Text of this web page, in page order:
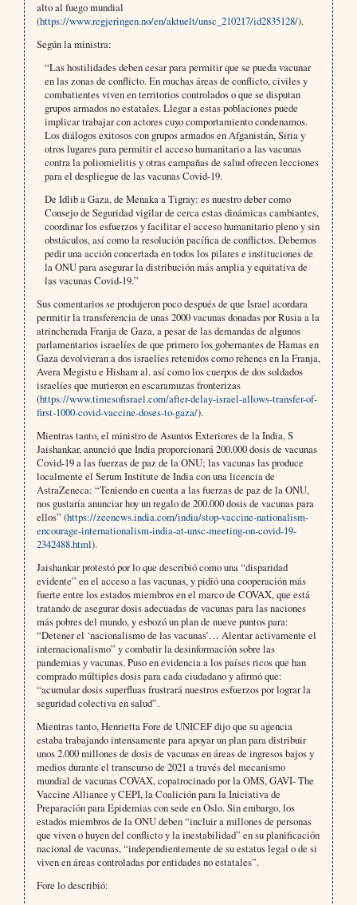
alto al fuego mundial
(https://www.regjeringen.no/en/aktuelt/unsc_210217/id2835128/).
Según la ministra:
“Las hostilidades deben cesar para permitir que se pueda vacunar
en las zonas de conflicto. En muchas áreas de conflicto, civiles y
combatientes viven en territorios controlados o que se disputan
grupos armados no estatales. Llegar a estas poblaciones puede
implicar trabajar con actores cuyo comportamiento condenamos.
Los diálogos exitosos con grupos armados en Afganistán, Siria y
otros lugares para permitir el acceso humanitario a las vacunas
contra la poliomielitis y otras campañas de salud ofrecen lecciones
para el despliegue de las vacunas Covid-19.
De Idlib a Gaza, de Menaka a Tigray: es nuestro deber como
Consejo de Seguridad vigilar de cerca estas dinámicas cambiantes,
coordinar los esfuerzos y facilitar el acceso humanitario pleno y sin
obstáculos, así como la resolución pacífica de conflictos. Debemos
pedir una acción concertada en todos los pilares e instituciones de
la ONU para asegurar la distribución más amplia y equitativa de
las vacunas Covid-19.”
Sus comentarios se produjeron poco después de que Israel acordara
permitir la transferencia de unas 2000 vacunas donadas por Rusia a la
atrincherada Franja de Gaza, a pesar de las demandas de algunos
parlamentarios israelíes de que primero los gobernantes de Hamas en
Gaza devolvieran a dos israelíes retenidos como rehenes en la Franja,
Avera Megistu e Hisham al. así como los cuerpos de dos soldados
israelíes que murieron en escaramuzas fronterizas
(https://www.timesofisrael.com/after-delay-israel-allows-transfer-of-
first-1000-covid-vaccine-doses-to-gaza/).
Mientras tanto, el ministro de Asuntos Exteriores de la India, S
Jaishankar, anunció que India proporcionará 200.000 dosis de vacunas
Covid-19 a las fuerzas de paz de la ONU; las vacunas las produce
localmente el Serum Institute de India con una licencia de
AstraZeneca: “Teniendo en cuenta a las fuerzas de paz de la ONU,
nos gustaría anunciar hoy un regalo de 200.000 dosis de vacunas para
ellos” (https://zeenews.india.com/india/stop-vaccine-nationalism-
encourage-internationalism-india-at-unsc-meeting-on-covid-19-
2342488.html).
Jaishankar protestó por lo que describió como una “disparidad
evidente” en el acceso a las vacunas, y pidió una cooperación más
fuerte entre los estados miembros en el marco de COVAX, que está
tratando de asegurar dosis adecuadas de vacunas para las naciones
más pobres del mundo, y esbozó un plan de nueve puntos para:
“Detener el ‘nacionalismo de las vacunas’… Alentar activamente el
internacionalismo” y combatir la desinformación sobre las
pandemias y vacunas. Puso en evidencia a los países ricos que han
comprado múltiples dosis para cada ciudadano y afirmó que:
“acumular dosis superfluas frustrará nuestros esfuerzos por lograr la
seguridad colectiva en salud”.
Mientras tanto, Henrietta Fore de UNICEF dijo que su agencia
estaba trabajando intensamente para apoyar un plan para distribuir
unos 2.000 millones de dosis de vacunas en áreas de ingresos bajos y
medios durante el transcurso de 2021 a través del mecanismo
mundial de vacunas COVAX, copatrocinado por la OMS, GAVI- The
Vaccine Alliance y CEPI, la Coalición para la Iniciativa de
Preparación para Epidemias con sede en Oslo. Sin embargo, los
estados miembros de la ONU deben “incluir a millones de personas
que viven o huyen del conflicto y la inestabilidad” en su planificación
nacional de vacunas, “independientemente de su estatus legal o de si
viven en áreas controladas por entidades no estatales”.
Fore lo describió: